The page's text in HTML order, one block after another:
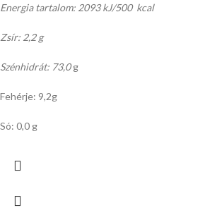
Energia tartalom: 2093 kJ/500 kcal
Zsír: 2,2 g
Szénhidrát: 73,0g
Fehérje: 9,2g
Só: 0,0 g